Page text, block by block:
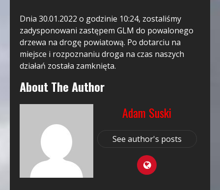
Dnia 30.01.2022 o godzinie 10:24, zostaliśmy
zadysponowani zastępem GLM do powalonego
drzewa na drogę powiatową. Po dotarciu na
miejsce i rozpoznaniu droga na czas naszych
działań została zamknięta.
About The Author
Adam Suski
See author's posts